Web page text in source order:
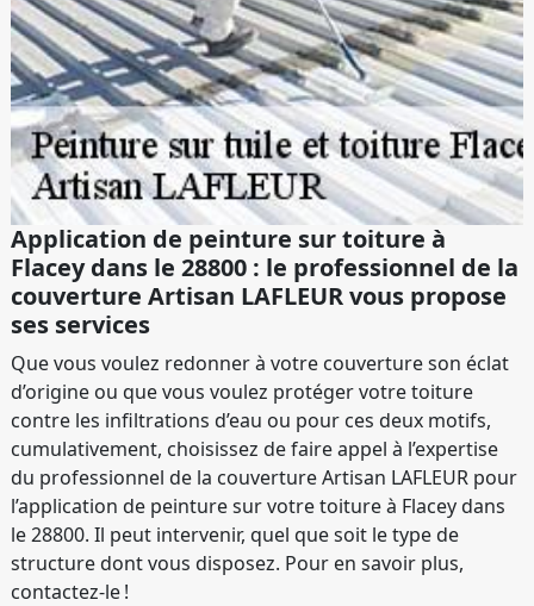
Application de peinture sur toiture à
Flacey dans le 28800 : le professionnel de la
couverture Artisan LAFLEUR vous propose
ses services
Que vous voulez redonner à votre couverture son éclat
d’origine ou que vous voulez protéger votre toiture
contre les infiltrations d’eau ou pour ces deux motifs,
cumulativement, choisissez de faire appel à l’expertise
du professionnel de la couverture Artisan LAFLEUR pour
l’application de peinture sur votre toiture à Flacey dans
le 28800. Il peut intervenir, quel que soit le type de
structure dont vous disposez. Pour en savoir plus,
contactez-le !